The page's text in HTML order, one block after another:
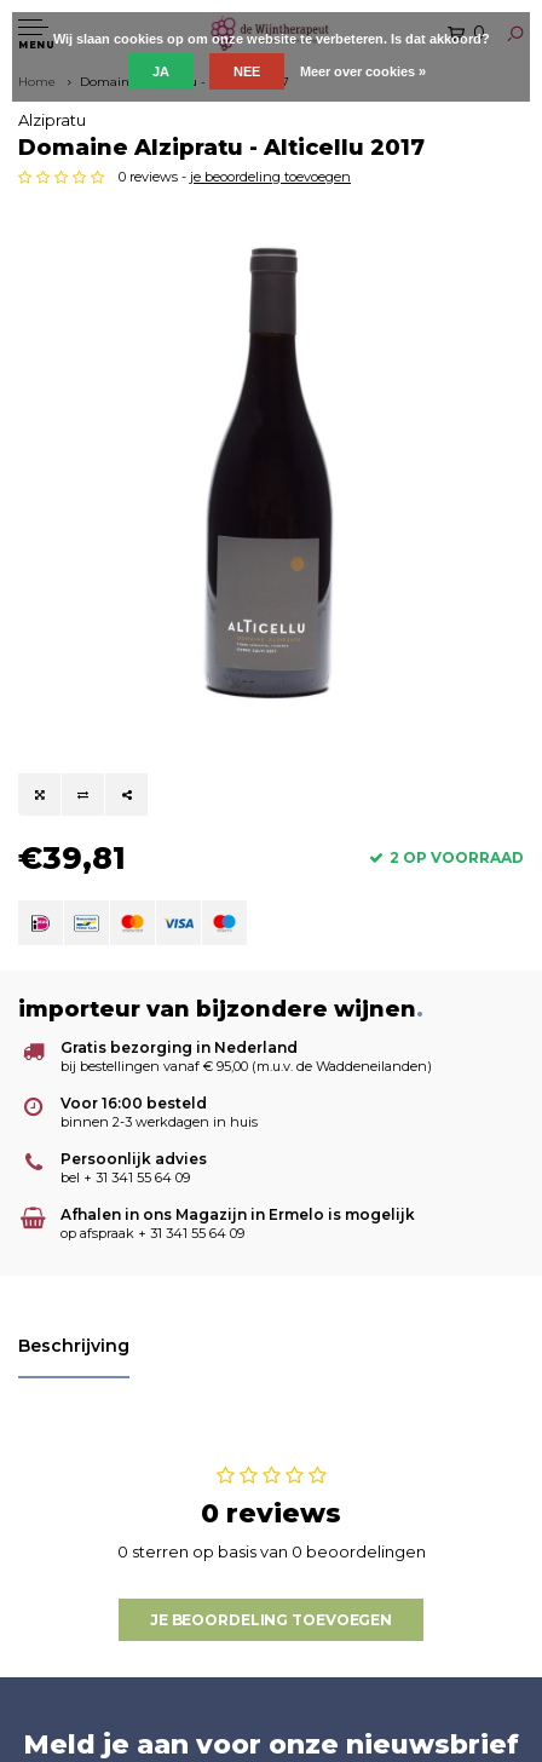
MENU
0
Home Domaine Alzipratu - Alticellu 2017
Alzipratu
Domaine Alzipratu - Alticellu 2017
0 reviews - je beoordeling toevoegen
€39,81 2 OP VOORRAAD
importeur van bijzondere wijnen.
Gratis bezorging in Nederland
bij bestellingen vanaf € 95,00 (m.u.v. de Waddeneilanden)
Voor 16:00 besteld
binnen 2-3 werkdagen in huis
Persoonlijk advies
bel + 31 341 55 64 09
Afhalen in ons Magazijn in Ermelo is mogelijk
op afspraak + 31 341 55 64 09
Beschrijving
0 reviews
0 sterren op basis van 0 beoordelingen
JE BEOORDELING TOEVOEGEN
Meld je aan voor onze nieuwsbrief
Wij slaan cookies op om onze website te verbeteren. Is dat akkoord?
JA NEE Meer over cookies »